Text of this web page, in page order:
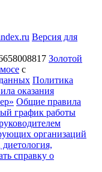
Версия для
Золотой
с
Политика
оказания
Общие правила
график работы
организаций
справку о